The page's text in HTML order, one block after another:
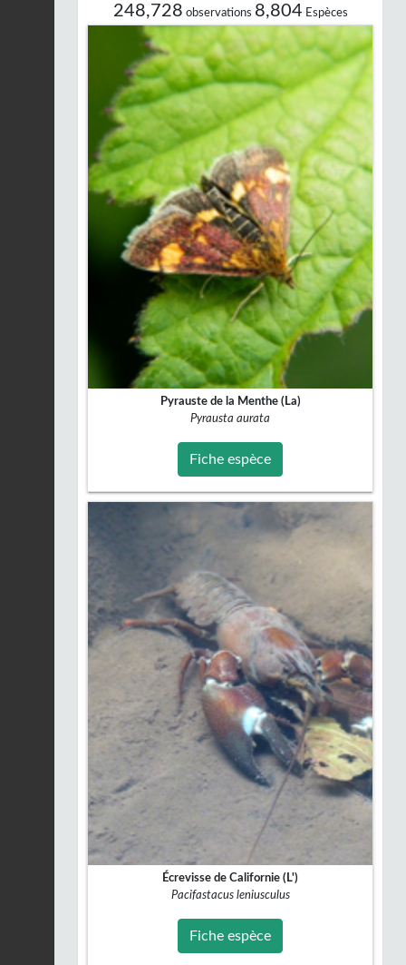
248,728 observations 8,804 Espèces
Pyrauste de la Menthe (La)
Pyrausta aurata
Fiche espèce
Écrevisse de Californie (L')
Pacifastacus leniusculus
Fiche espèce